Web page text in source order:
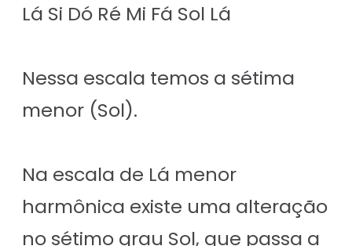
Lá Si Dó Ré Mi Fá Sol Lá
Nessa escala temos a sétima
menor (Sol).
Na escala de Lá menor
harmônica existe uma alteração
no sétimo grau Sol, que passa a